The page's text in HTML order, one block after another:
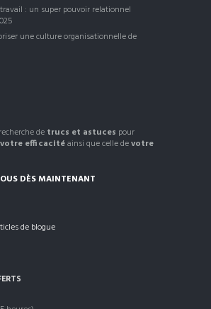
: un super pouvoir relationnel
une culture organisationnelle de
de trucs et astuces pour
efficacitéainsi que celle devotre
DÈS MAINTENANT
de blogue